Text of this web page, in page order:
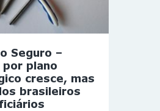
Seguro –
por plano
cresce, mas
brasileiros